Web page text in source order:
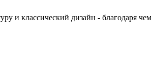
и классический дизайн - благодаря